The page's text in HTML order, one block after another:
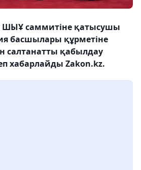
ШЫҰ саммитіне қатысушы
басшылары құрметіне
салтанатты қабылдау
хабарлайды Zakon.kz.